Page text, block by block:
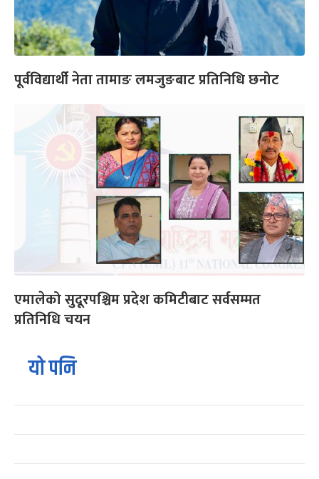
पूर्वविद्यार्थी नेता तामाङ लमजुङबाट प्रतिनिधि छनोट
एमालेको सुदूरपश्चिम प्रदेश कमिटीबाट सर्वसम्मत
प्रतिनिधि चयन
यो पनि